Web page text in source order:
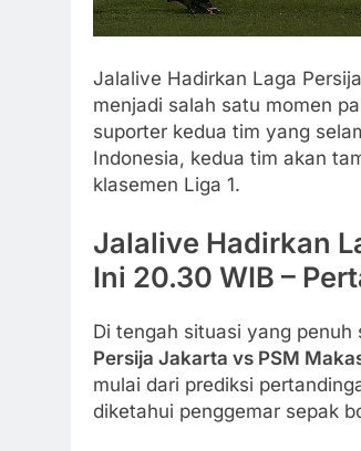
Jalalive Hadirkan Laga
menjadi salah satu momen
suporter kedua tim yang
Indonesia, kedua tim akan
klasemen Liga 1.
Jalalive Hadirkan
Ini 20.30 WIB –
Di tengah situasi yang
Persija Jakarta vs PSM
mulai dari prediksi
diketahui penggemar sepak